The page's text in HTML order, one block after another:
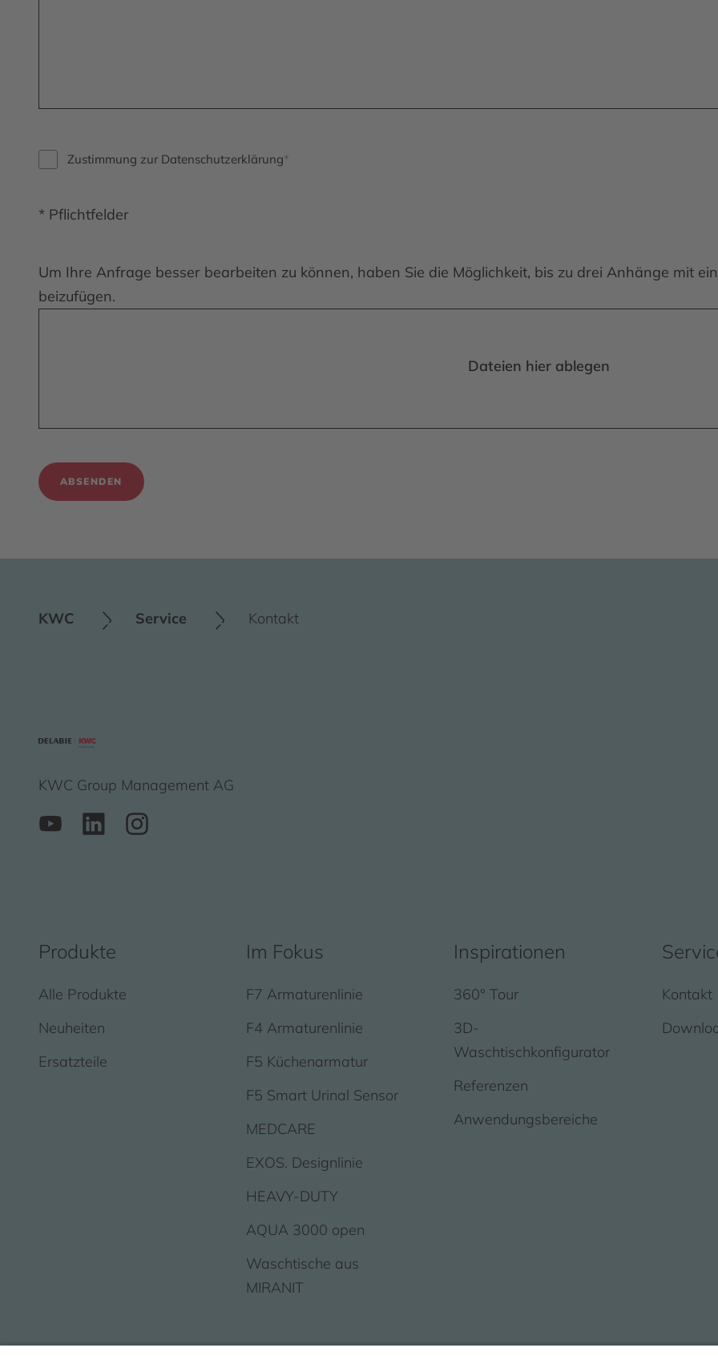
Zustimmung zur Datenschutzerklärung
* Pflichtfelder
Um Ihre Anfrage besser bearbeiten zu können, haben Sie die Möglichkeit, bis zu drei Anhänge mit
beizufügen.
Dateien hier ablegen
ABSENDEN
KWC Service Kontakt
KWC Group Management AG
Produkte
Alle Produkte
Neuheiten
Ersatzteile
Im Fokus
F7 Armaturenlinie
F4 Armaturenlinie
F5 Küchenarmatur
F5 Smart Urinal Sensor
MEDCARE
EXOS. Designlinie
HEAVY-DUTY
AQUA 3000 open
Waschtische aus
MIRANIT
Inspirationen
360° Tour
3D-
Waschtischkonfigurator
Referenzen
Anwendungsbereiche
Kontakt